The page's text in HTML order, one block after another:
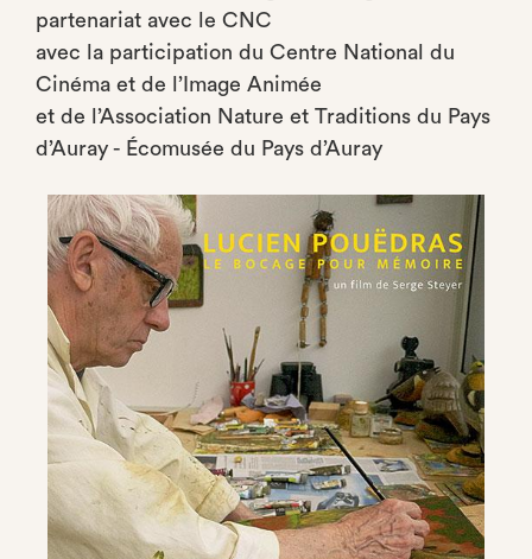
partenariat avec le CNC
avec la participation du Centre National du
Cinéma et de l’Image Animée
et de l’Association Nature et Traditions du Pays
d’Auray - Écomusée du Pays d’Auray